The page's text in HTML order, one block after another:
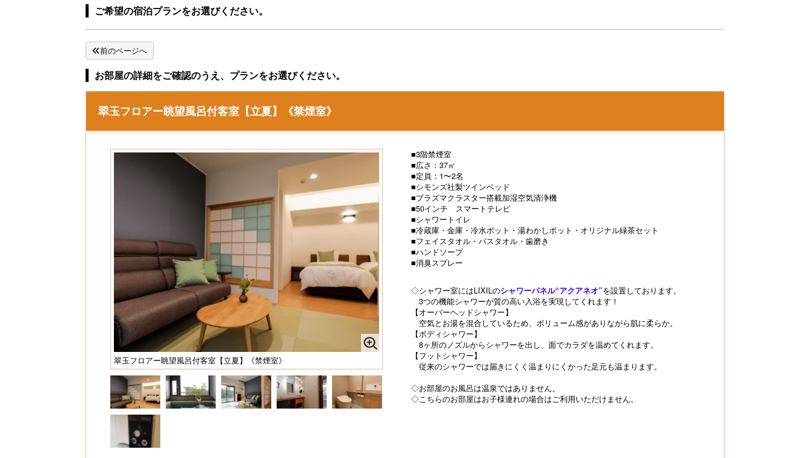
ご希望の宿泊プランをお選びください。
前のページへ
お部屋の詳細をご確認のうえ、プランをお選びください。
翠玉フロアー眺望風呂付客室【立夏】《禁煙室》
翠玉フロアー眺望風呂付客室【立夏】《禁煙室》
■3階禁煙室
■広さ：37㎡
■定員：1〜2名
■シモンズ社製ツインベッド
■プラズマクラスター搭載加湿空気清浄機
■50インチ スマートテレビ
■シャワートイレ
■冷蔵庫・金庫・冷水ポット・湯わかしポット・オリジナル緑茶セット
■フェイスタオル・バスタオル・歯磨き
■ハンドソープ
■消臭スプレー
◇シャワー室にはLIXILのシャワーパネル“アクアネオ”を設置しております。
3つの機能シャワーが質の高い入浴を実現してくれます！
【オーバーヘッドシャワー】
空気とお湯を混合しているため、ボリューム感がありながら肌に柔らか。
【ボディシャワー】
8ヶ所のノズルからシャワーを出し、面でカラダを温めてくれます。
【フットシャワー】
従来のシャワーでは届きにくく温まりにくかった足元も温まります。
◇お部屋のお風呂は温泉ではありません。
◇こちらのお部屋はお子様連れの場合はご利用いただけません。